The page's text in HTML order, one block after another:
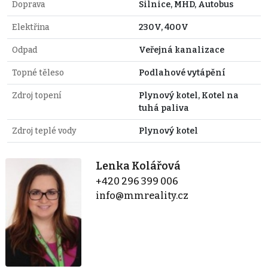
Doprava Silnice, MHD, Autobus
Elektřina 230V, 400V
Odpad Veřejná kanalizace
Topné těleso Podlahové vytápění
Zdroj topení
Plynový kotel, Kotel na
tuhá paliva
Zdroj teplé vody Plynový kotel
Lenka Kolářová
+420 296 399 006
info@mmreality.cz